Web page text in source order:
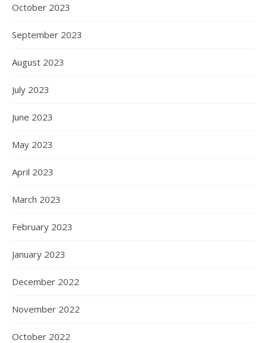
October 2023
September 2023
August 2023
July 2023
June 2023
May 2023
April 2023
March 2023
February 2023
January 2023
December 2022
November 2022
October 2022